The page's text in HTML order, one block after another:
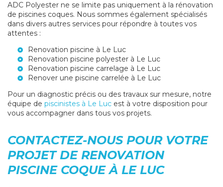
ADC Polyester ne se limite pas uniquement à la rénovation
de piscines coques. Nous sommes également spécialisés
dans divers autres services pour répondre à toutes vos
attentes :
Renovation piscine à Le Luc
Renovation piscine polyester à Le Luc
Renovation piscine carrelage à Le Luc
Renover une piscine carrelée à Le Luc
Pour un diagnostic précis ou des travaux sur mesure, notre
équipe de piscinistes à Le Luc est à votre disposition pour
vous accompagner dans tous vos projets.
CONTACTEZ-NOUS POUR VOTRE
PROJET DE RENOVATION
PISCINE COQUE À LE LUC